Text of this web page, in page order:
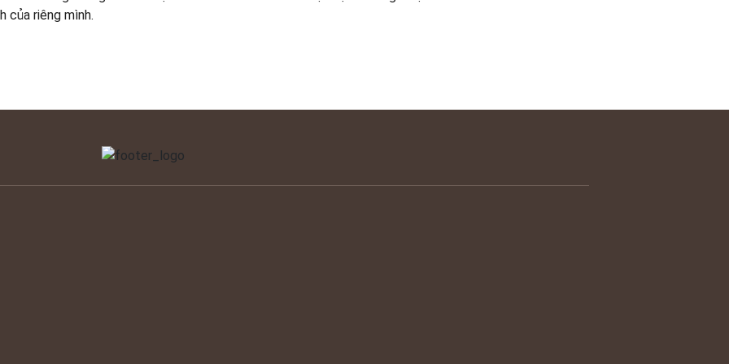
của riêng mình.